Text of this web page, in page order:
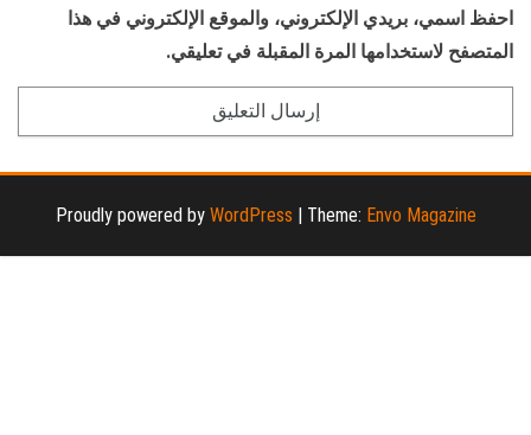
احفظ اسمي، بريدي الإلكتروني، والموقع الإلكتروني في هذا
المتصفح لاستخدامها المرة المقبلة في تعليقي.
Proudly powered by WordPress Theme: Envo Magazine